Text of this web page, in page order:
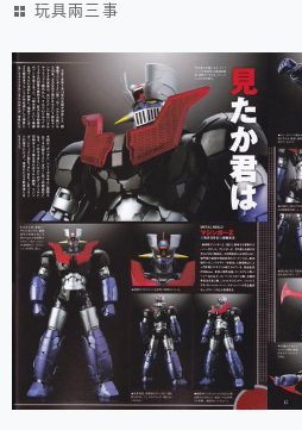
玩具兩三事